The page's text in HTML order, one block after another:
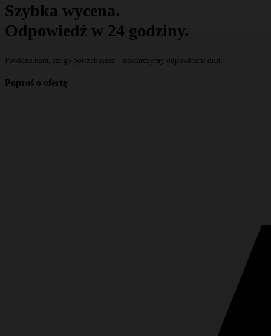
Szybka wycena.
Odpowiedź w 24 godziny.
Powiedz nam, czego potrzebujesz – dostarczymy odpowiedni drut.
Poproś o ofertę